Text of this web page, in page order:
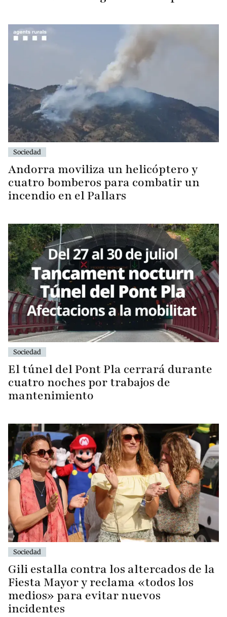
Sociedad
Andorra moviliza un helicóptero y
cuatro bomberos para combatir un
incendio en el Pallars
Sociedad
El túnel del Pont Pla cerrará durante
cuatro noches por trabajos de
mantenimiento
Sociedad
Gili estalla contra los altercados de la
Fiesta Mayor y reclama «todos los
medios» para evitar nuevos
incidentes